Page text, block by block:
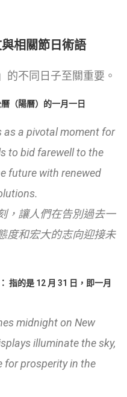
相關節日術語
的不同日子至關重要。
（陽曆）的一月一日
as a pivotal moment for
to bid farewell to the
future with renewed
，讓人們在告別過去一
度和宏大的志向迎接未
指的是 12 月 31 日，即一月
midnight on New
illuminate the sky,
for prosperity in the